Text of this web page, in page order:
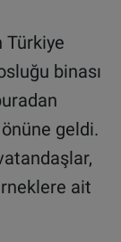
Türkiye
binası
geldi.
ait